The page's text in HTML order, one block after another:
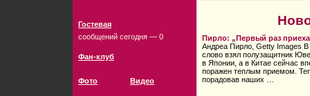
Гостевая
сообщений сегодня — 0
Фан-клуб
Фото Видео
Пирло: „Первый раз
Андреа Пирло, Getty Images
слово взял полузащитник
в Японии, а в Китае сейчас
поражен теплым приемом.
порадовав наших …